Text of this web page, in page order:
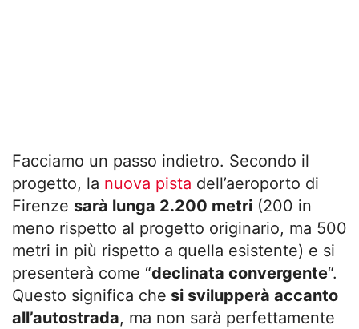
Facciamo un passo indietro. Secondo il
progetto, la nuova pista dell’aeroporto di
Firenze sarà lunga 2.200 metri (200 in
meno rispetto al progetto originario, ma 500
metri in più rispetto a quella esistente) e si
presenterà come “declinata convergente“.
Questo significa che si svilupperà accanto
all’autostrada, ma non sarà perfettamente